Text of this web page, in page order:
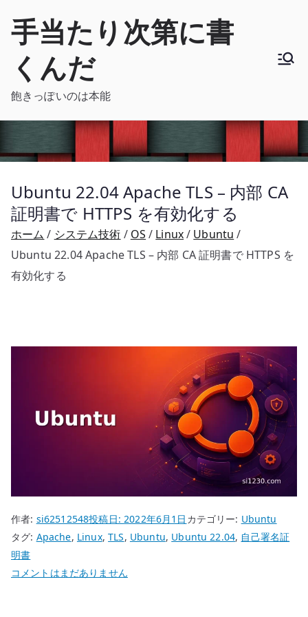
手当たり次第に書
くんだ
飽きっぽいのは本能
Ubuntu 22.04 Apache TLS – 内部 CA
証明書で HTTPS を有効化する
ホーム システム技術 OS Linux
Ubuntu
Ubuntu 22.04 Apache TLS – 内部 CA 証明書で HTTPS を
有効化する
作者: si62512548投稿日:2022年6月1日 カテゴリー: Ubuntu
タグ: Apache, Linux,TLS, Ubuntu, Ubuntu 22.04, 自己署名証
明書
Ubuntu
コメントはまだありません